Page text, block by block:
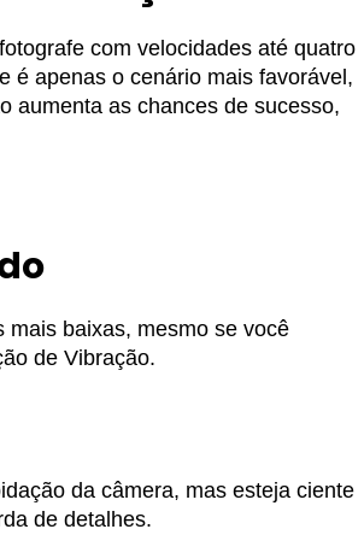
com velocidades até quatro
é apenas o cenário mais favorável,
aumenta as chances de sucesso,
mais baixas, mesmo se você
de Vibração.
da câmera, mas esteja ciente
de detalhes.